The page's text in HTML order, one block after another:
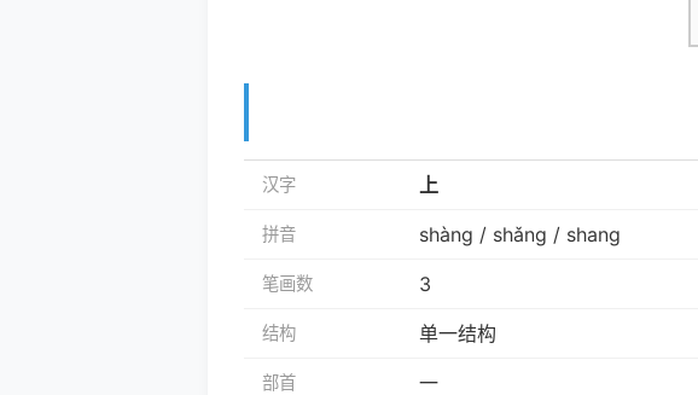
汉字 上
拼音 shàng / shǎng / shang
笔画数 3
结构 单一结构
部首 一